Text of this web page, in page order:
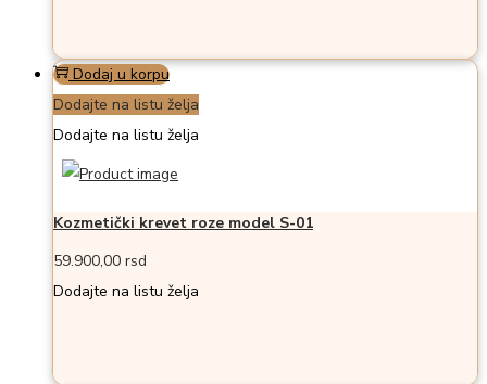
Dodaj u korpu
Dodajte na listu želja
Dodajte na listu želja
Kozmetički krevet roze model S-01
59.900,00 rsd
Dodajte na listu želja